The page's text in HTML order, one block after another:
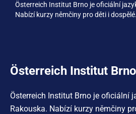
Österreich Institut Brno je oficiální
Nabízí kurzy němčiny pro děti i dospělé.
Österreich Institut Brno
Österreich Institut Brno je oficiální
Rakouska. Nabízí kurzy němčiny